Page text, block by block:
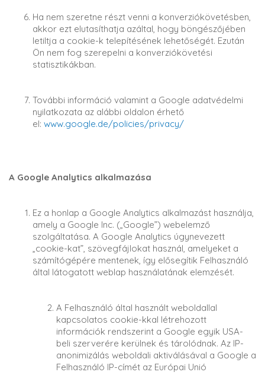
Ha nem szeretne részt venni a konverziókövetésben,
akkor ezt elutasíthatja azáltal, hogy böngészőjében
letiltja a cookie-k telepítésének lehetőségét. Ezután
Ön nem fog szerepelni a konverziókövetési
statisztikákban.
További információ valamint a Google adatvédelmi
nyilatkozata az alábbi oldalon érhető
el: www.google.de/policies/privacy/
A Google Analytics alkalmazása
Ez a honlap a Google Analytics alkalmazást használja,
amely a Google Inc. („Google”) webelemző
szolgáltatása. A Google Analytics úgynevezett
„cookie-kat”, szövegfájlokat használ, amelyeket a
számítógépére mentenek, így elősegítik Felhasználó
által látogatott weblap használatának elemzését.
A Felhasználó által használt weboldallal
kapcsolatos cookie-kkal létrehozott
információk rendszerint a Google egyik USA-
beli szerverére kerülnek és tárolódnak. Az IP-
anonimizálás weboldali aktiválásával a Google a
Felhasználó IP-címét az Európai Unió